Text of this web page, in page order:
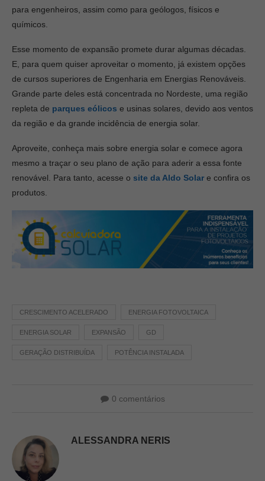
para engenheiros, assim como para geólogos, físicos e
químicos.
Esse momento de expansão promete durar algumas décadas.
E, para quem quiser aproveitar o momento, já existem opções
de cursos superiores de Engenharia em Energias Renováveis.
Grande parte deles está concentrada no Nordeste, uma região
repleta de parques eólicos e usinas solares, devido aos ventos
da região e da grande incidência de energia solar.
Aproveite, conheça mais sobre energia solar e comece agora
mesmo a traçar o seu plano de ação para aderir a essa fonte
renovável. Para tanto, acesse o site da Aldo Solar e confira os
produtos.
CRESCIMENTO ACELERADO ENERGIA FOTOVOLTAICA
ENERGIA SOLAR EXPANSÃO GD
GERAÇÃO DISTRIBUÍDA POTÊNCIA INSTALADA
0 comentários
ALESSANDRA NERIS